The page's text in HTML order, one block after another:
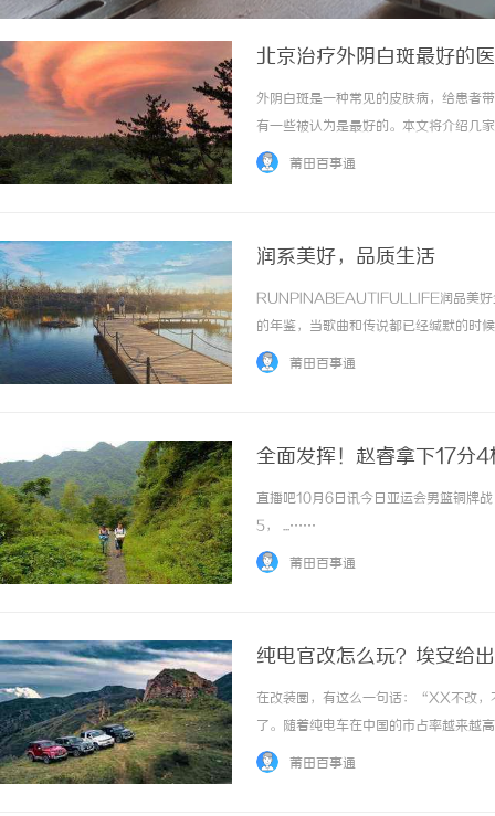
北京治疗外阴白斑最好的
外阴白斑是一种常见的皮肤病，给患者
有一些被认为是最好的。本文将介绍几
性医院，拥有一支专业的皮肤科团队，
莆田百事通
润系美好，品质生活
RUNPINABEAUTIFULLIFE润品美好
的年鉴，当歌曲和传说都已经缄默的
材料的研发、生产、运营和推广。产品
莆田百事通
全面发挥！赵睿拿下17分
直播吧10月6日讯今日亚运会男篮铜牌
5， ...……
莆田百事通
纯电官改怎么玩？埃安给
在改装圈，有这么一句话：“XX不改，
了。随着纯电车在中国的市占率越来越
立了行业首个纯电潮改CLUB，同时
莆田百事通
温婉灵动，一眼万年！久匠量身定制
唇，才是你整张脸的点睛之笔！淡颜